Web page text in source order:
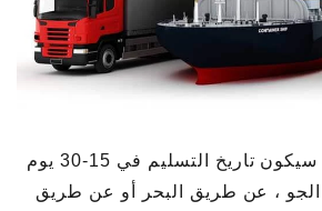
عند استلام الدفع ، سيكون تاريخ التسليم في 15-30 يوم
، عن طريق البحر أو عن طريق